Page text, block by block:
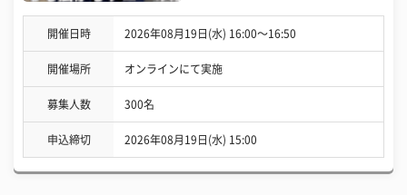
開催日時 2026年08月19日(水) 16:00〜16:50
開催場所 オンラインにて実施
募集人数 300名
申込締切 2026年08月19日(水) 15:00